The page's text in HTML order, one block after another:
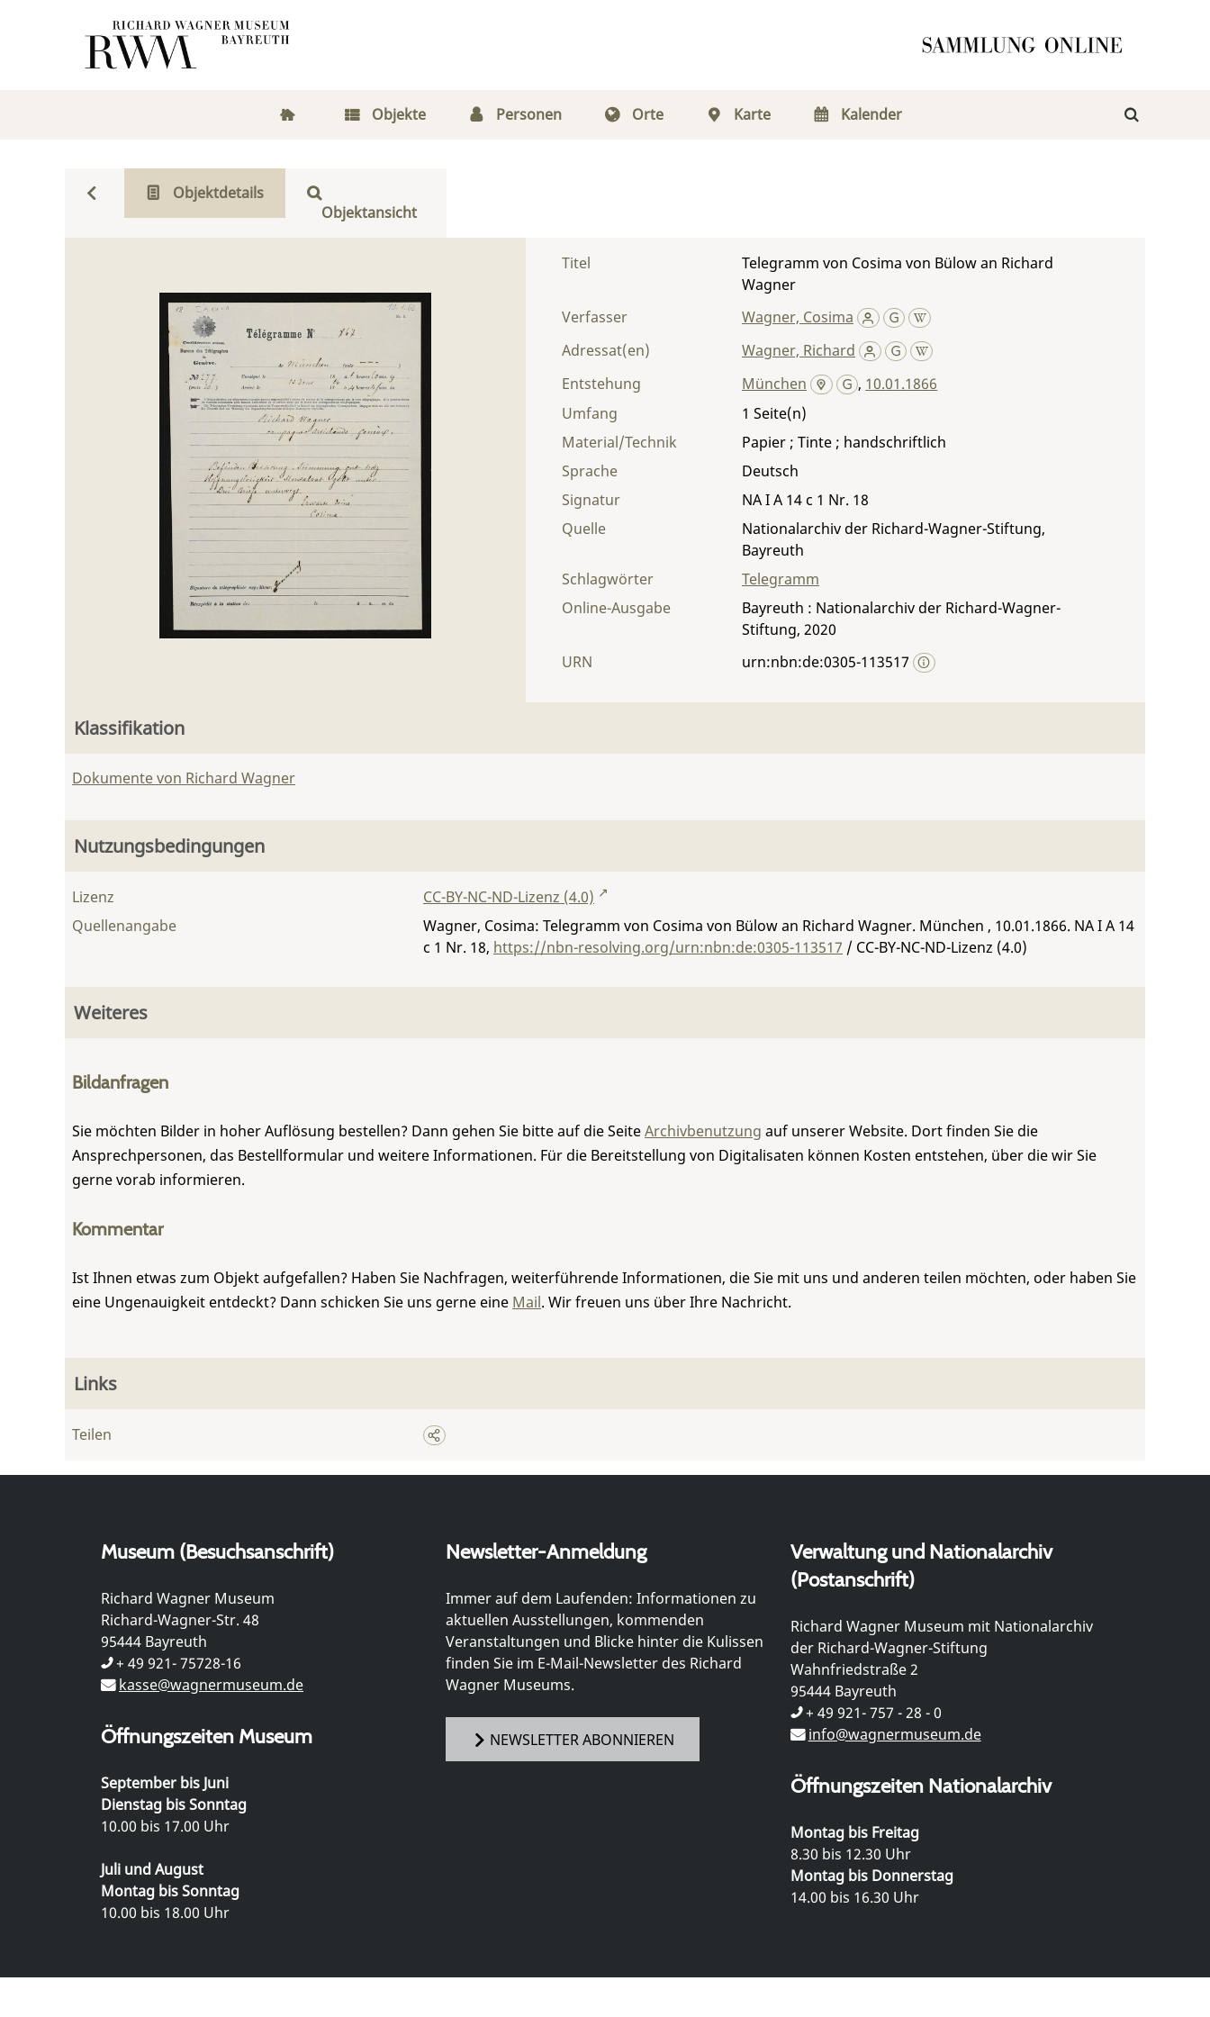
Objekte Personen Orte Karte Kalender
Objektdetails
Objektansicht
Titel
Telegramm von Cosima von Bülow an Richard
Wagner
Verfasser
Wagner, Cosima
Adressat(en)
Wagner, Richard
Entstehung
München , 10.01.1866
Umfang
1
Material/Technik
Papier ; Tinte ; handschriftlich
Sprache
Deutsch
Signatur
NA I A 14 c 1 Nr. 18
Quelle
Nationalarchiv der Richard-Wagner-Stiftung,
Bayreuth
Schlagwörter
Telegramm
Online-Ausgabe
Bayreuth : Nationalarchiv der Richard-Wagner-
Stiftung, 2020
URN
urn:nbn:de:0305-113517
Klassifikation
Dokumente von Richard Wagner
Nutzungsbedingungen
Lizenz
CC-BY-NC-ND-Lizenz (4.0)
Quellenangabe
Wagner, Cosima: Telegramm von Cosima von Bülow an Richard Wagner. München , 10.01.1866. NA I A 14
c 1 Nr. 18, https://nbn-resolving.org/urn:nbn:de:0305-113517 / CC-BY-NC-ND-Lizenz (4.0)
Weiteres
Bildanfragen
Sie möchten Bilder in hoher Auflösung bestellen? Dann gehen Sie bitte auf die SeiteArchivbenutzung auf unserer Website. Dort finden Sie die
Ansprechpersonen, das Bestellformular und weitere Informationen. Für die Bereitstellung von Digitalisaten können Kosten entstehen, über die wir Sie
gerne vorab informieren.
Kommentar
Ist Ihnen etwas zum Objekt aufgefallen? Haben Sie Nachfragen, weiterführende Informationen, die Sie mit uns und anderen teilen möchten, oder haben Sie
eine Ungenauigkeit entdeckt? Dann schicken Sie uns gerne eine Mail. Wir freuen uns über Ihre Nachricht.
Links
Teilen
Museum (Besuchsanschrift)
Richard Wagner Museum
Richard-Wagner-Str. 48
95444 Bayreuth
+ 49 921- 75728-16
kasse@wagnermuseum.de
Öffnungszeiten Museum
September bis Juni
Dienstag bis Sonntag
10.00 bis 17.00 Uhr
Juli und August
Montag bis Sonntag
10.00 bis 18.00 Uhr
Newsletter-Anmeldung
Immer auf dem Laufenden: Informationen zu
aktuellen Ausstellungen, kommenden
Veranstaltungen und Blicke hinter die Kulissen
finden Sie im E-Mail-Newsletter des Richard
Wagner Museums.
NEWSLETTER ABONNIEREN
Verwaltung und Nationalarchiv
(Postanschrift)
Richard Wagner Museum mit Nationalarchiv
der Richard-Wagner-Stiftung
Wahnfriedstraße 2
95444 Bayreuth
+ 49 921- 757 - 28 - 0
info@wagnermuseum.de
Öffnungszeiten Nationalarchiv
Montag bis Freitag
8.30 bis 12.30 Uhr
Montag bis Donnerstag
14.00 bis 16.30 Uhr